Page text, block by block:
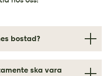
bostad?
kan ni vidta flera åtgärder.
ska vara